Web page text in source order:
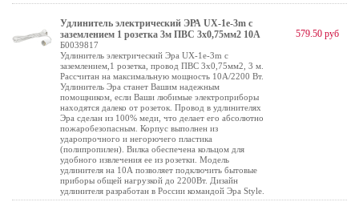
Удлинитель электрический ЭРА UX-1е-3m с
заземлением 1 розетка 3м ПВС 3x0,75мм2 10А
Б0039817
Удлинитель электрический Эра UX-1е-3m с
заземлением,1 розетка, провод ПВС 3x0,75мм2, 3 м.
Рассчитан на максимальную мощность 10А/2200 Вт.
Удлинитель Эра станет Вашим надежным
помощником, если Ваши любимые электроприборы
находятся далеко от розеток. Провод в удлинителях
Эра сделан из 100% меди, что делает его абсолютно
пожаробезопасным. Корпус выполнен из
ударопрочного и негорючего пластика
(полипропилен). Вилка обеспечена кольцом для
удобного извлечения ее из розетки. Модель
удлинителя на 10А позволяет подключить бытовые
приборы общей нагрузкой до 2200Вт. Дизайн
удлинителя разработан в России командой Эра Style.
579.50 руб